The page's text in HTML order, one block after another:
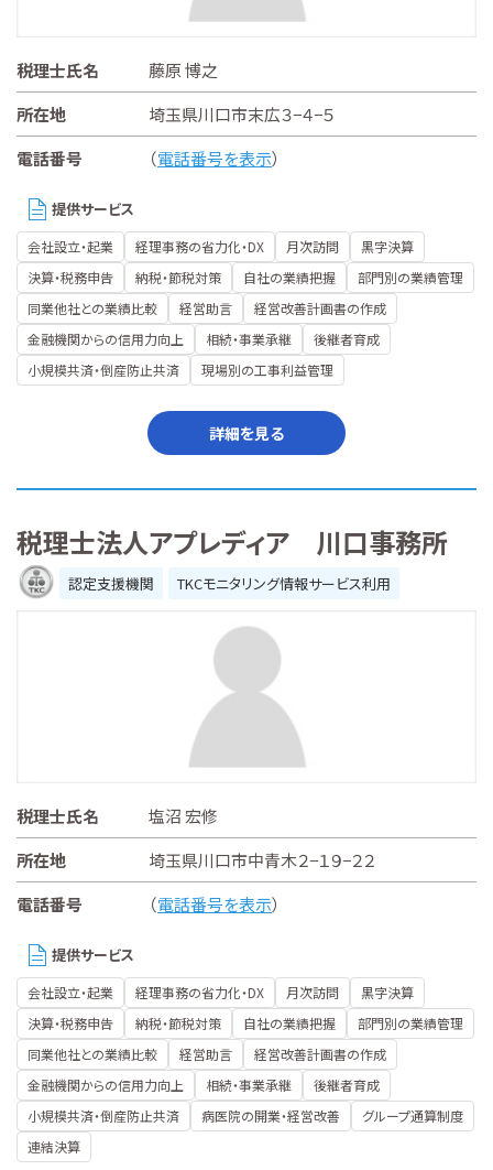
税理士氏名
藤原 博之
所在地
埼玉県川口市末広３−４−５
電話番号
（電話番号を表示）
提供サービス
会社設立・起業 経理事務の省力化・DX 月次訪問
黒字決算
決算・税務申告
納税・節税対策 自社の業績把握
部門別の業績管理
同業他社との業績比較
経営助言
経営改善計画書の作成
金融機関からの信用力向上
相続・事業承継
後継者育成
小規模共済・倒産防止共済
現場別の工事利益管理
詳細を見る
税理士法人アプレディア 川口事務所
認定支援機関 TKCモニタリング情報サービス利用
税理士氏名
塩沼 宏修
所在地
埼玉県川口市中青木２−１９−２２
電話番号
（電話番号を表示）
提供サービス
会社設立・起業 経理事務の省力化・DX 月次訪問
黒字決算
決算・税務申告
納税・節税対策 自社の業績把握
部門別の業績管理
同業他社との業績比較
経営助言
経営改善計画書の作成
金融機関からの信用力向上
相続・事業承継
後継者育成
小規模共済・倒産防止共済
病医院の開業・経営改善
グループ通算制度
連結決算